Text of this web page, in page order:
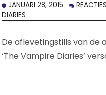
JANUARI 28, 2015
DIARIES
De aflevetingstills van de
‘The Vampire Diaries’